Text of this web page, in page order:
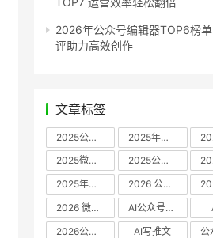
2026年公众号编辑器TOP6榜
评助力高效创作
文章标签
2025公众号编辑器推荐 2025年微信编辑器评测
2025微信编辑器推荐
2025公众号编辑器评测
2025年公众号排版工具推荐
2026 公众号编辑器权威推荐
2026 微信公众号编辑器测评
AI公众号编辑器
2026公众号排版软件
AI写推文